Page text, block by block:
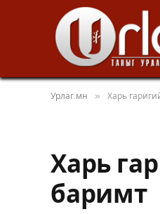
Урлаг.мн » Харь
Харь
баримт